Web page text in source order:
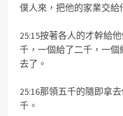
僕人來，把他的家業交給
25:15按著各人的才幹給
千，一個給了二千，一個
去了。
25:16那領五千的隨即拿
千。